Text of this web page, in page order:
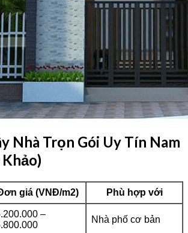
Nhà Trọn Gói Uy Tín Nam
giá (VNĐ/m2) Phù hợp với
–
Nhà phố cơ bản